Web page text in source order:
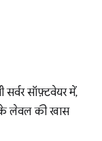
सर्वर सॉफ़्टवेयर में,
के लेवल की खास